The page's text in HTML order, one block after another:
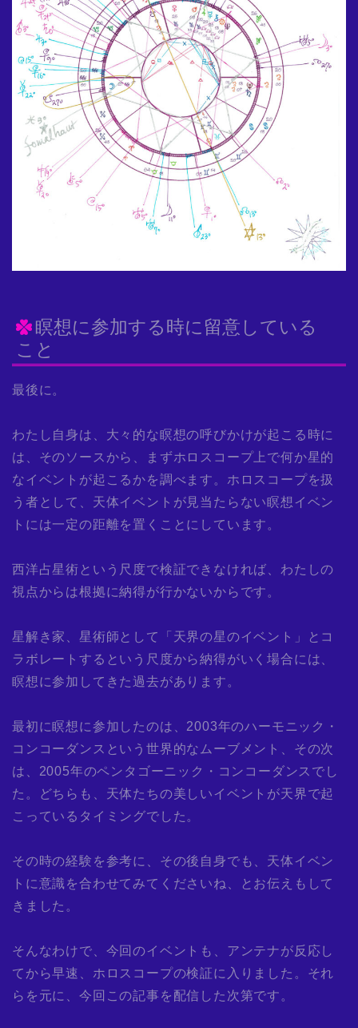
瞑想に参加する時に留意している
こと
最後に。
わたし自身は、大々的な瞑想の呼びかけが起こる時に
は、そのソースから、まずホロスコープ上で何か星的
なイベントが起こるかを調べます。ホロスコープを扱
う者として、天体イベントが見当たらない瞑想イベン
トには一定の距離を置くことにしています。
西洋占星術という尺度で検証できなければ、わたしの
視点からは根拠に納得が行かないからです。
星解き家、星術師として「天界の星のイベント」とコ
ラボレートするという尺度から納得がいく場合には、
瞑想に参加してきた過去があります。
最初に瞑想に参加したのは、2003年のハーモニック・
コンコーダンスという世界的なムーブメント、その次
は、2005年のペンタゴーニック・コンコーダンスでし
た。どちらも、天体たちの美しいイベントが天界で起
こっているタイミングでした。
その時の経験を参考に、その後自身でも、天体イベン
トに意識を合わせてみてくださいね、とお伝えもして
きました。
そんなわけで、今回のイベントも、アンテナが反応し
てから早速、ホロスコープの検証に入りました。それ
らを元に、今回この記事を配信した次第です。